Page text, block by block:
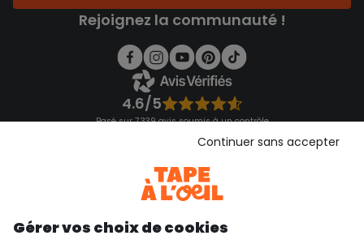
Rejoignez la communauté !
4.6/5
Basé sur 7 339 avis soumis à un contrôle
Consulter les CGU
Gérer vos choix de cookies
Continuer sans accepter